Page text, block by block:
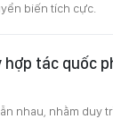
biến tích cực.
tác quốc
nhau, nhằm duy